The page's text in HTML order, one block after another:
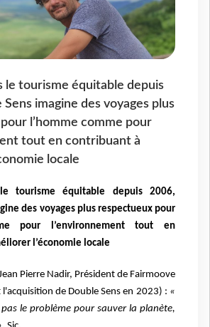
le tourisme équitable depuis
imagine des voyages plus
l’homme comme pour
tout en contribuant à
locale
tourisme équitable depuis 2006,
des voyages plus respectueux pour
pour l’environnement tout en
l’économie locale
Pierre Nadir, Président de Fairmoove
de Double Sens en 2023) : «
pas le problème pour sauver la planète,